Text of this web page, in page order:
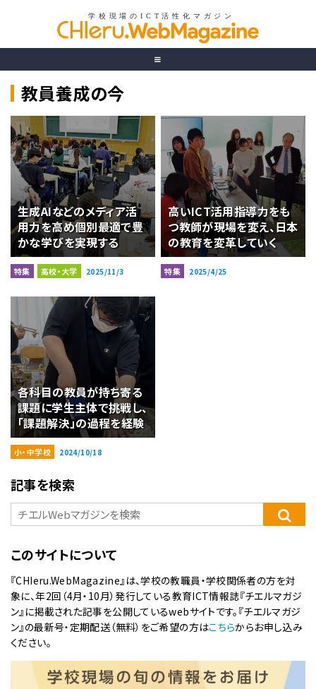
教員養成の今
生成AIなどのメディア活
用力を高め個別最適で豊
かな学びを実現する
特集 高校・大学 2025/11/3
高いICT活用指導力をも
つ教師が現場を変え、日本
の教育を変革していく
特集 2025/4/25
各科目の教員が持ち寄る
課題に学生主体で挑戦し、
「課題解決」の過程を経験
小・中学校 2024/10/18
記事を検索
このサイトについて
『CHIeru.WebMagazine』は、学校の教職員・学校関係者の方を対
象に、年2回（4月・10月）発行している教育ICT情報誌『チエルマガジ
ン』に掲載された記事を公開しているwebサイトです。『チエルマガジ
ン』の最新号・定期配送（無料）をご希望の方はこちらからお申し込み
ください。